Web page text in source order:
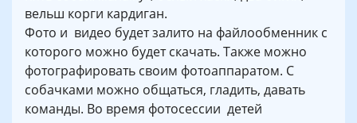
вельш корги кардиган.
Фото и видео будет залито на файлообменник с
которого можно будет скачать. Также можно
фотографировать своим фотоаппаратом. С
собачками можно общаться, гладить, давать
команды. Во время фотосессии детей